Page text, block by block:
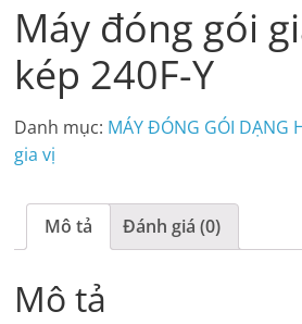
Máy đóng gói
kép 240F-Y
Danh mục: MÁY ĐÓNG GÓI DẠNG
gia vị
Mô tả Đánh giá (0)
Mô tả